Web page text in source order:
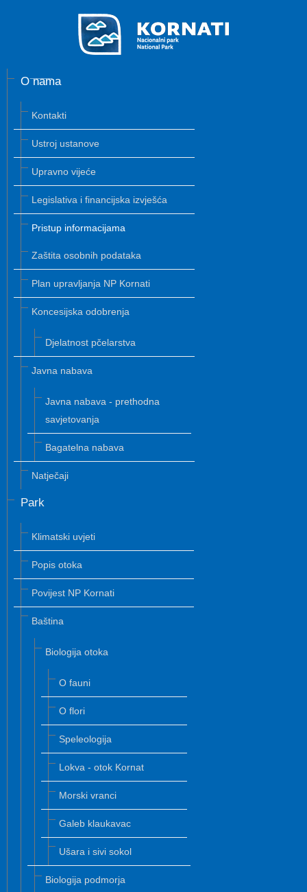
O nama
Kontakti
Ustroj ustanove
Upravno vijeće
Legislativa i financijska izvješća
Pristup informacijama
Zaštita osobnih podataka
Plan upravljanja NP Kornati
Koncesijska odobrenja
Djelatnost pčelarstva
Javna nabava
Javna nabava - prethodna
savjetovanja
Bagatelna nabava
Natječaji
Park
Klimatski uvjeti
Popis otoka
Povijest NP Kornati
Baština
Biologija otoka
O fauni
O flori
Speleologija
Lokva - otok Kornat
Morski vranci
Galeb klaukavac
Ušara i sivi sokol
Biologija podmorja